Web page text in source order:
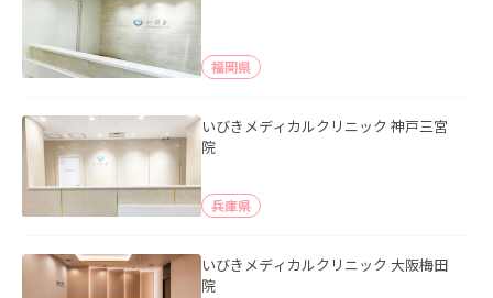
福岡県
いびきメディカルクリニック 神戸三宮
院
兵庫県
いびきメディカルクリニック 大阪梅田
院